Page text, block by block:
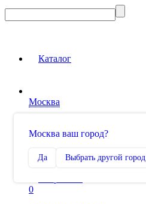
Каталог
Москва
Москва ваш город?
Да Выбрать другой город
Сравнение
0